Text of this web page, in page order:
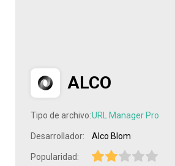
ALCO
Tipo de archivo:URL Manager Pro
Desarrollador: Alco Blom
Popularidad: